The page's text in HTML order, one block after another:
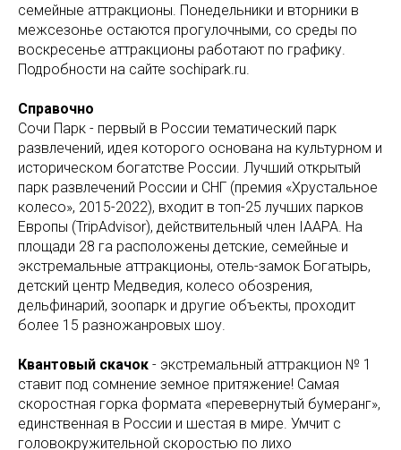
семейные аттракционы. Понедельники и вторники в
межсезонье остаются прогулочными, со среды по
воскресенье аттракционы работают по графику.
Подробности на сайте sochipark.ru.
Справочно
Сочи Парк - первый в России тематический парк
развлечений, идея которого основана на культурном и
историческом богатстве России. Лучший открытый
парк развлечений России и СНГ (премия «Хрустальное
колесо», 2015-2022), входит в топ-25 лучших парков
Европы (TripAdvisor), действительный член IAAPA. На
площади 28 га расположены детские, семейные и
экстремальные аттракционы, отель-замок Богатырь,
детский центр Медведия, колесо обозрения,
дельфинарий, зоопарк и другие объекты, проходит
более 15 разножанровых шоу.
Квантовый скачок - экстремальный аттракцион № 1
ставит под сомнение земное притяжение! Самая
скоростная горка формата «перевернутый бумеранг»,
единственная в России и шестая в мире. Умчит с
головокружительной скоростью по лихо